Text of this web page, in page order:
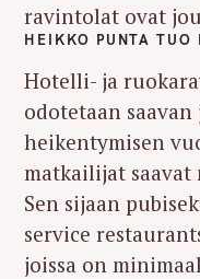
ravintolat ovat
HEIKKO PUNTA
Hotelli- ja
odotetaan
heikentymisen
matkailijat saavat
Sen sijaan
service
joissa on